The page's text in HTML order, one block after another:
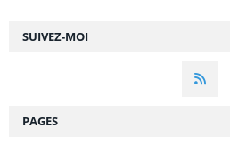
SUIVEZ-MOI
PAGES